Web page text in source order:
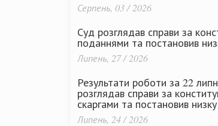
Серпень, 03 / 2026
Суд розглядав справи за
поданнями та постановив
Липень, 27 / 2026
Результати роботи за 22
розглядав справи за
скаргами та постановив
Липень, 24 / 2026